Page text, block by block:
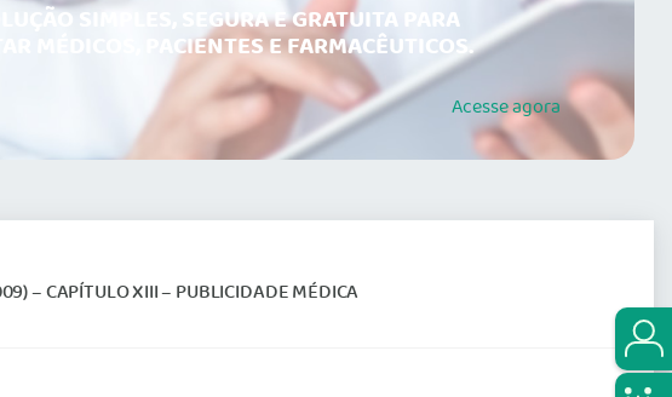
SIMPLES, SEGURA E GRATUITA PARA
MÉDICOS, PACIENTES E FARMACÊUTICOS.
Acesseagora
– CAPÍTULO XIII – PUBLICIDADE MÉDICA